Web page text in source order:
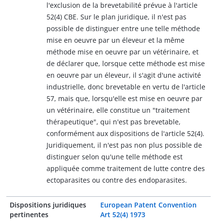
l'exclusion de la brevetabilité prévue à l'article
52(4) CBE. Sur le plan juridique, il n'est pas
possible de distinguer entre une telle méthode
mise en oeuvre par un éleveur et la même
méthode mise en oeuvre par un vétérinaire, et
de déclarer que, lorsque cette méthode est mise
en oeuvre par un éleveur, il s'agit d'une activité
industrielle, donc brevetable en vertu de l'article
57, mais que, lorsqu'elle est mise en oeuvre par
un vétérinaire, elle constitue un "traitement
thérapeutique", qui n'est pas brevetable,
conformément aux dispositions de l'article 52(4).
Juridiquement, il n'est pas non plus possible de
distinguer selon qu'une telle méthode est
appliquée comme traitement de lutte contre des
ectoparasites ou contre des endoparasites.
Dispositions juridiques
pertinentes
European Patent Convention
Art 52(4) 1973